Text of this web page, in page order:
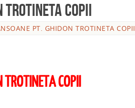
TROTINETA COPII
PT. GHIDON TROTINETA COPII
COPII